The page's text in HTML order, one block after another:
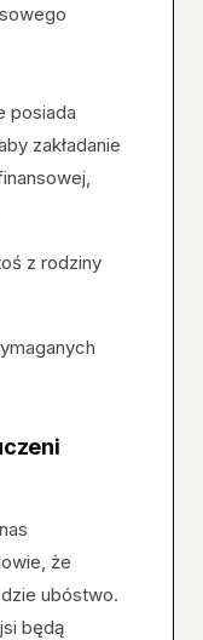
posiada
zakładanie
z rodziny
że
ubóstwo.
będą